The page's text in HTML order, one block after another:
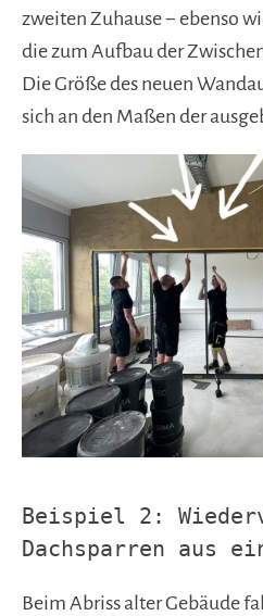
zweiten Zuhause − ebenso
die zum Aufbau der
Die Größe des neuen
sich an den Maßen der
Beispiel 2:
Dachsparren aus
Beim Abriss alter Gebäude